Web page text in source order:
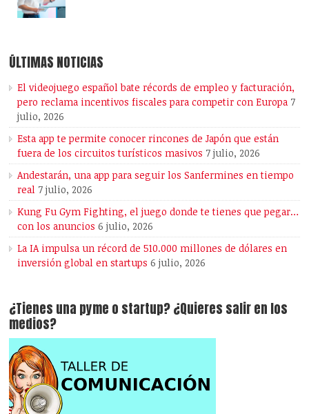
ÚLTIMAS NOTICIAS
El videojuego español bate récords de empleo y facturación,
pero reclama incentivos fiscales para competir con Europa 7
julio, 2026
Esta app te permite conocer rincones de Japón que están
fuera de los circuitos turísticos masivos 7 julio, 2026
Andestarán, una app para seguir los Sanfermines en tiempo
real 7 julio, 2026
Kung Fu Gym Fighting, el juego donde te tienes que pegar…
con los anuncios 6 julio, 2026
La IA impulsa un récord de 510.000 millones de dólares en
inversión global en startups 6 julio, 2026
¿Tienes una pyme o startup? ¿Quieres salir en los
medios?